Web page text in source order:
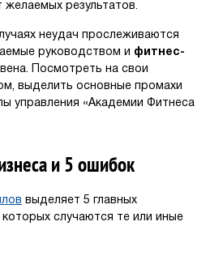
результатов.
неудач прослеживаются
руководством и фитнес-
Посмотреть на свои
выделить основные промахи
управления «Академии Фитнеса
и 5 ошибок
выделяет 5 главных
случаются те или иные